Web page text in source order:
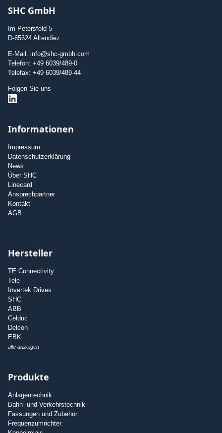
SHC GmbH
Im Petersfeld 5
D-65624 Altendiez
E-Mail: info@shc-gmbh.com
Telefon: +49 6039/489-0
Telefax: +49 6039/489-44
Folgen Sie uns
Informationen
Impressum
Datenschutzerklärung
News
Über SHC
Linecard
Ansprechpartner
Kontakt
AGB
Hersteller
TE Connectivity
Tele
Invertek Drives
SHC
ABB
Celduc
Delcon
EBK
alle anzeigen
Produkte
Anlagentechnik
Bahn- und Verkehrstechnik
Fassungen und Zubehör
Frequenzumrichter